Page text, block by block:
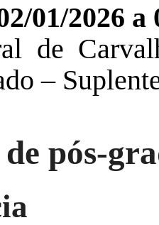
01/2026 a
de
–
pós-